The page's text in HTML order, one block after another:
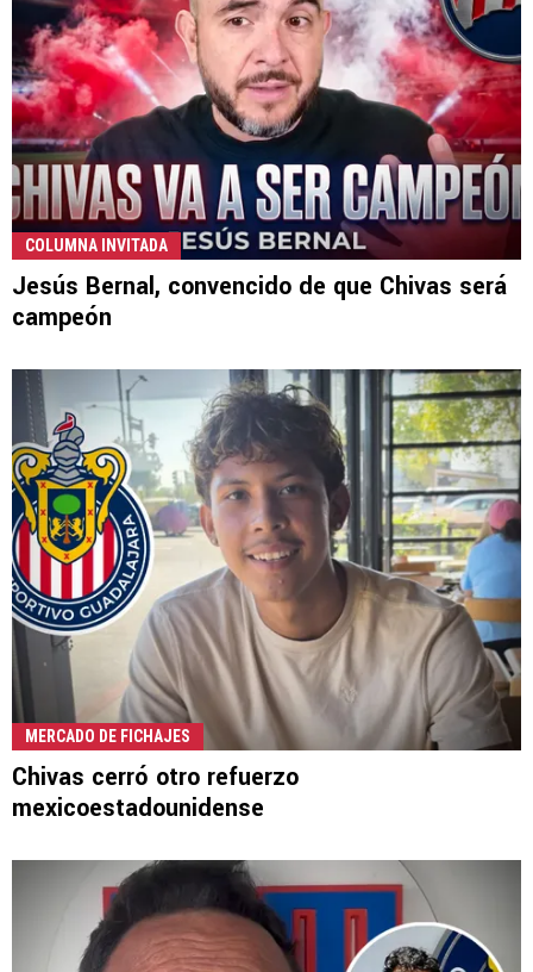
COLUMNA INVITADA
Jesús Bernal, convencido de que Chivas será
campeón
MERCADO DE FICHAJES
Chivas cerró otro refuerzo
mexicoestadounidense